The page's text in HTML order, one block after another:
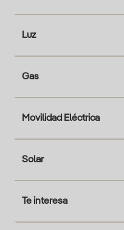
Luz
Gas
Movilidad Eléctrica
Solar
Te interesa